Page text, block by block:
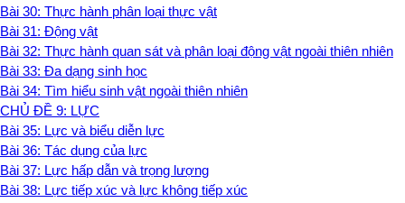
Bài 30: Thực hành phân loại thực vật
Bài 31: Động vật
Bài 32: Thực hành quan sát và phân loại động vật ngoài thiên nhiên
Bài 33: Đa dạng sinh học
Bài 34: Tìm hiểu sinh vật ngoài thiên nhiên
CHỦ ĐỀ 9: LỰC
Bài 35: Lực và biểu diễn lực
Bài 36: Tác dụng của lực
Bài 37: Lực hấp dẫn và trọng lượng
Bài 38: Lực tiếp xúc và lực không tiếp xúc